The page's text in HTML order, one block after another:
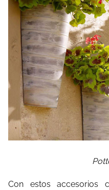
Con estos accesorios